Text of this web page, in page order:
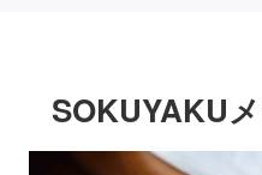
SOKUYAKU